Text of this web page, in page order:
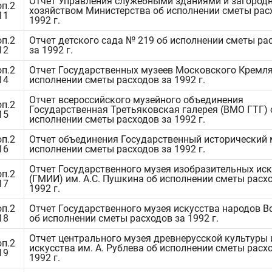
хозяйством Министерства об исполнении сметы
1992 г.
Отчет детского сада № 219 об исполнении сметы
за 1992 г.
Отчет Государственных музеев Московского
исполнении сметы расходов за 1992 г.
Отчет всероссийского музейного объединения
Государственная Третьяковская галерея (ВМО ГТГ)
исполнении сметы расходов за 1992 г.
Отчет объединения Государственный исторический
исполнении сметы расходов за 1992 г.
Отчет Государственного музея изобразительных
(ГМИИ) им. А.С. Пушкина об исполнении сметы
1992 г.
Отчет Государственного музея искусства народов
об исполнении сметы расходов за 1992 г.
Отчет центрального музея древнерусской культуры
искусства им. А. Рублева об исполнении сметы
1992 г.